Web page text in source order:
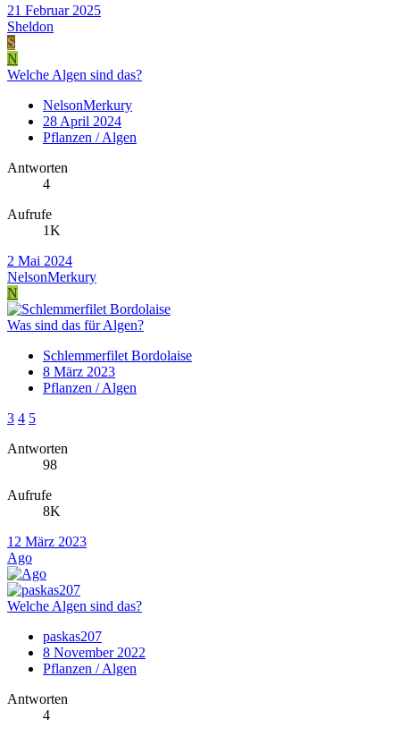
21 Februar 2025
Sheldon
S
N
Welche Algen sind das?
NelsonMerkury
28 April 2024
Pflanzen / Algen
Antworten
4
Aufrufe
1K
2 Mai 2024
NelsonMerkury
N
Was sind das für Algen?
Schlemmerfilet Bordolaise
8 März 2023
Pflanzen / Algen
3 4 5
Antworten
98
Aufrufe
8K
12 März 2023
Ago
Welche Algen sind das?
paskas207
8 November 2022
Pflanzen / Algen
Antworten
4